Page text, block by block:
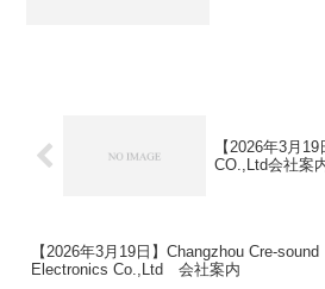
【2026年3月
CO.,Ltd会社案
【2026年3月19日】Changzhou Cre-sound
Electronics Co.,Ltd 会社案内